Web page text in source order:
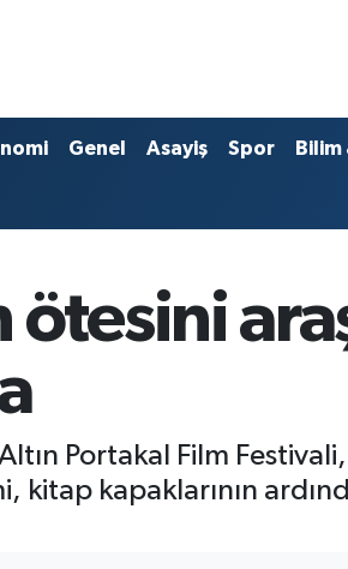
Genel Asayiş Spor
Portakal Film
kitap kapaklarının